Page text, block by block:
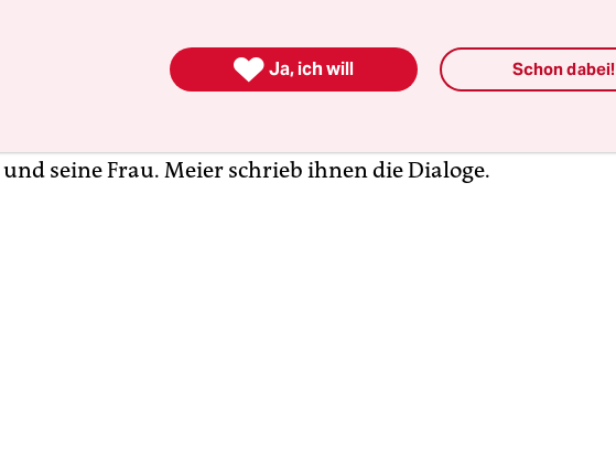
mit Flöte, Violine, Violoncello und Cembalo. Auch die
Kirche sollte – in Maßen – mitwirken. Dazu vier
seine Frau. Meier schrieb ihnen die Dialoge.
 Ja, ich will Schon dabei!